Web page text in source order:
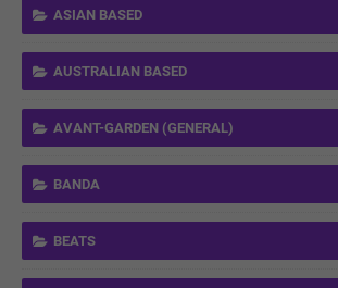
ASIAN BASED
AUSTRALIAN BASED
AVANT-GARDEN (GENERAL)
BANDA
BEATS